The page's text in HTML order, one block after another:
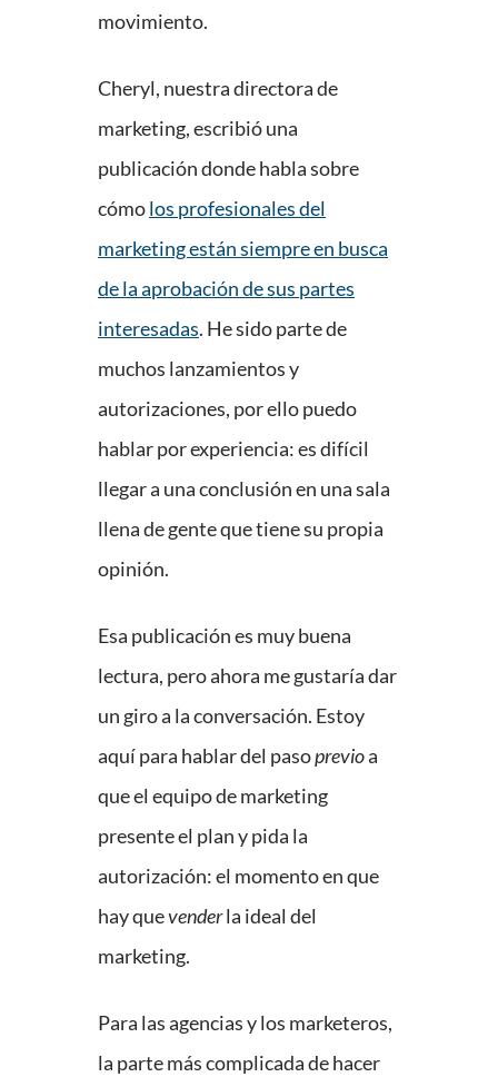
movimiento.
Cheryl, nuestra directora de
marketing, escribió una
publicación donde habla sobre
cómolos profesionales del
marketing están siempre en busca
de la aprobación de sus partes
interesadas. He sido parte de
muchos lanzamientos y
autorizaciones, por ello puedo
hablar por experiencia: es difícil
llegar a una conclusión en una sala
llena de gente que tiene su propia
opinión.
Esa publicación es muy buena
lectura, pero ahora me gustaría dar
un giro a la conversación. Estoy
aquí para hablar del pasoprevioa
que el equipo de marketing
presente el plan y pida la
autorización: el momento en que
hay quevenderla ideal del
marketing.
Para las agencias y los marketeros,
la parte más complicada de hacer